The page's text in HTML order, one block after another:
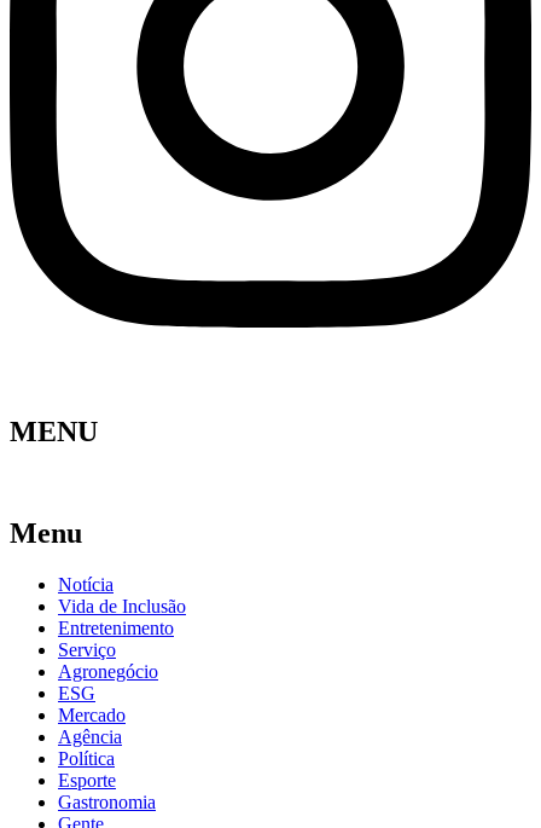
MENU
Menu
Notícia
Vida de Inclusão
Entretenimento
Serviço
Agronegócio
ESG
Mercado
Agência
Política
Esporte
Gastronomia